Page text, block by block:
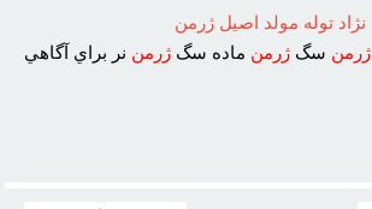
نژاد توله مولد اصيل ژرمن
ژرمن سگژرمن ماده سگژرمن نر براي آگاهي